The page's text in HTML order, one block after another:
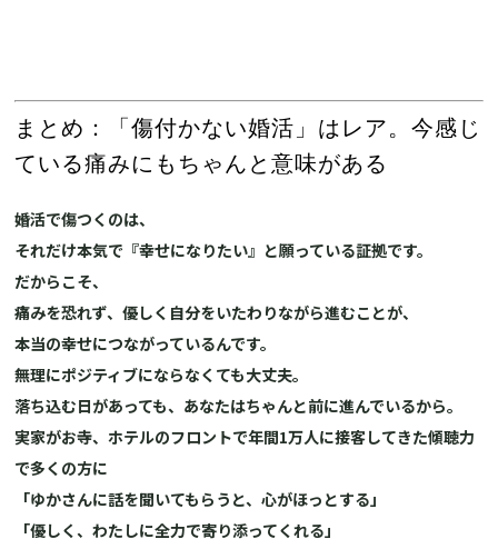
まとめ：「傷付かない婚活」はレア。今感じ
ている痛みにもちゃんと意味がある
婚活で傷つくのは、
それだけ本気で『幸せになりたい』と願っている証拠です。
だからこそ、
痛みを恐れず、優しく自分をいたわりながら進むことが、
本当の幸せにつながっているんです。
無理にポジティブにならなくても大丈夫。
落ち込む日があっても、あなたはちゃんと前に進んでいるから。
実家がお寺、ホテルのフロントで年間1万人に接客してきた傾聴力
で多くの方に
「ゆかさんに話を聞いてもらうと、心がほっとする」
「優しく、わたしに全力で寄り添ってくれる」